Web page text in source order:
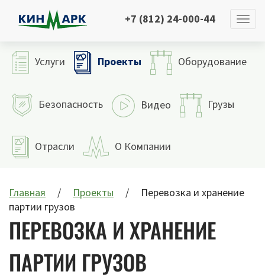
+7 (812) 24-000-44
Услуги Проекты Оборудование
Безопасность Видео Грузы
Отрасли О Компании
Главная Проекты
Перевозка и хранение
партии грузов
ПЕРЕВОЗКА И ХРАНЕНИЕ
ПАРТИИ ГРУЗОВ